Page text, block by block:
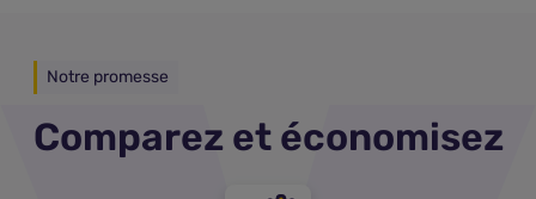
Notre promesse
Comparez et économisez